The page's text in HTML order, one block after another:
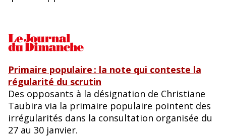
Primaire populaire : la note qui conteste la
régularité du scrutin
Des opposants à la désignation de Christiane
Taubira via la primaire populaire pointent des
irrégularités dans la consultation organisée du
27 au 30 janvier.